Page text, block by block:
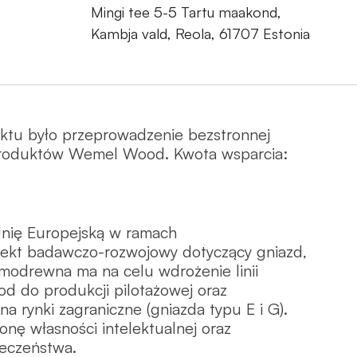
Mingi tee 5-5 Tartu maakond,
Kambja vald, Reola, 61707 Estonia
było przeprowadzenie bezstronnej
Wemel Wood. Kwota wsparcia:
Europejską w ramach
badawczo-rozwojowy dotyczący gniazd,
ma na celu wdrożenie linii
do produkcji pilotażowej oraz
rynki zagraniczne (gniazda typu E i G).
własności intelektualnej oraz